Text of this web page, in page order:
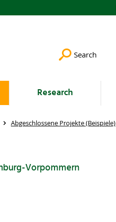
Search
Research
Abgeschlossene Projekte (Beispiele)
Vorpommern